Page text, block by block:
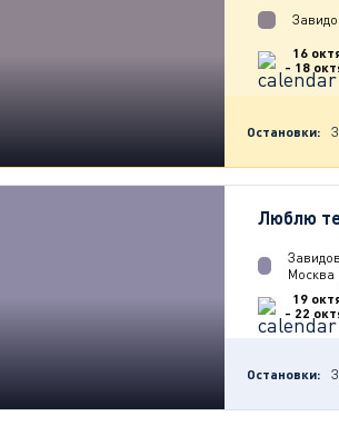
16
- 18
Остановки:
Люблю
Москва
19
- 22
Остановки: